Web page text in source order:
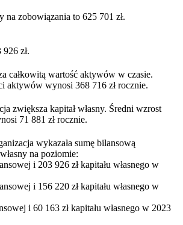
na zobowiązania to 625 701 zł.
zł.
całkowitą wartość aktywów w czasie.
aktywów wynosi 368 716 zł rocznie.
zwiększa kapitał własny. Średni wzrost
71 881 zł rocznie.
wykazała sumę bilansową
na poziomie:
i 203 926 zł kapitału własnego w
i 156 220 zł kapitału własnego w
i 60 163 zł kapitału własnego w 2023